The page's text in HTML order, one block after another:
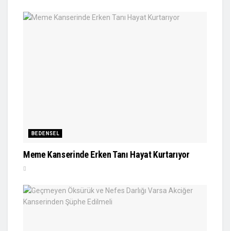
BEDENSEL
Meme Kanserinde Erken Tanı Hayat Kurtarıyor